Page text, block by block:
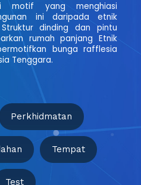
motif yang menghiasi
ini daripada etnik
dinding dan pintu
rumah panjang Etnik
bunga rafflesia
Tenggara.
Perkhidmatan
Tempat
Test